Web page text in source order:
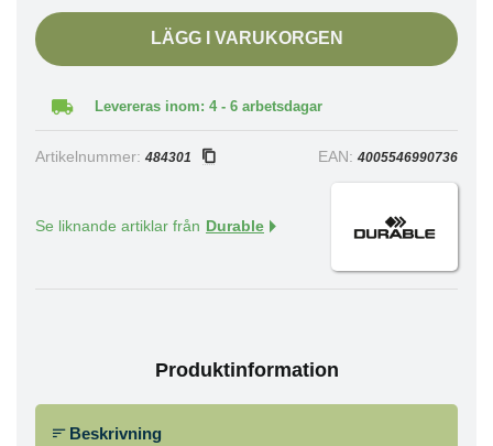
LÄGG I VARUKORGEN
Levereras inom: 4 - 6 arbetsdagar
Artikelnummer: 484301 EAN: 4005546990736
Se liknande artiklar från Durable
Produktinformation
Beskrivning